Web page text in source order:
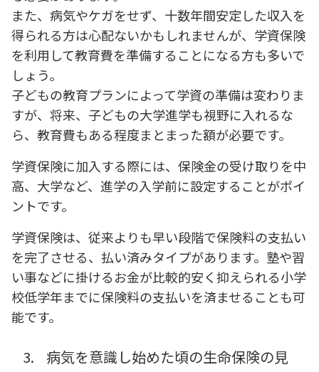
また、病気やケガをせず、十数年間安定した収入を
得られる方は心配ないかもしれませんが、学資保険
を利用して教育費を準備することになる方も多いで
しょう。
子どもの教育プランによって学資の準備は変わりま
すが、将来、子どもの大学進学も視野に入れるな
ら、教育費もある程度まとまった額が必要です。
学資保険に加入する際には、保険金の受け取りを中
高、大学など、進学の入学前に設定することがポイ
ントです。
学資保険は、従来よりも早い段階で保険料の支払い
を完了させる、払い済みタイプがあります。塾や習
い事などに掛けるお金が比較的安く抑えられる小学
校低学年までに保険料の支払いを済ませることも可
能です。
3.
病気を意識し始めた頃の生命保険の見